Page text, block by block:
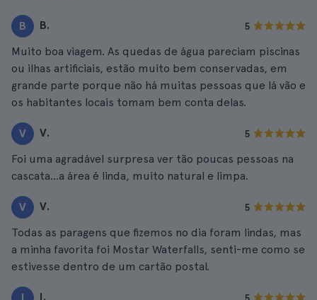
B B. 5
Muito boa viagem. As quedas de água pareciam piscinas
ou ilhas artificiais, estão muito bem conservadas, em
grande parte porque não há muitas pessoas que lá vão e
os habitantes locais tomam bem conta delas.
V V. 5
Foi uma agradável surpresa ver tão poucas pessoas na
cascata...a área é linda, muito natural e limpa.
V V. 5
Todas as paragens que fizemos no dia foram lindas, mas
a minha favorita foi Mostar Waterfalls, senti-me como se
estivesse dentro de um cartão postal.
I.